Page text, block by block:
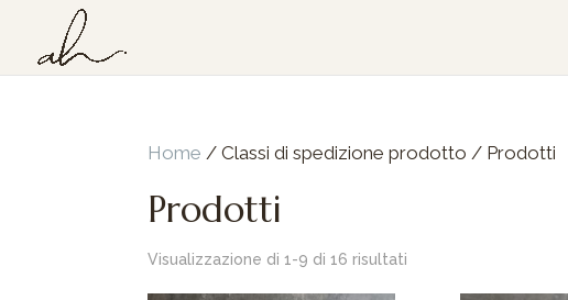
Home / Classi di spedizione prodotto / Prodotti
Prodotti
Visualizzazione di 1-9 di 16 risultati